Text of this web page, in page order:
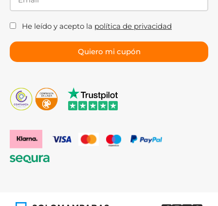
He leído y acepto la política de privacidad